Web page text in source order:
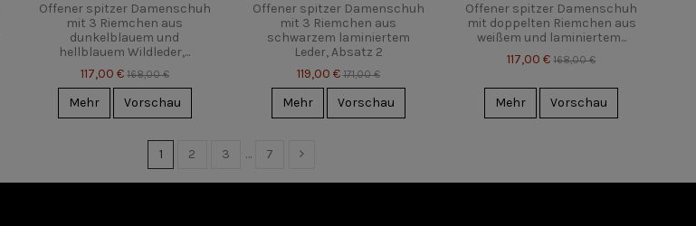
Offener spitzer Damenschuh
mit 3 Riemchen aus
dunkelblauem und
hellblauem Wildleder,...
117,00 € 168,00 €
Mehr Vorschau
Offener spitzer Damenschuh
mit 3 Riemchen aus
schwarzem laminiertem
Leder, Absatz 2
119,00 € 171,00 €
Mehr Vorschau
Offener spitzer Damenschuh
mit doppelten Riemchen aus
weißem und laminiertem...
117,00 € 168,00 €
Mehr Vorschau
1 2 3 … 7